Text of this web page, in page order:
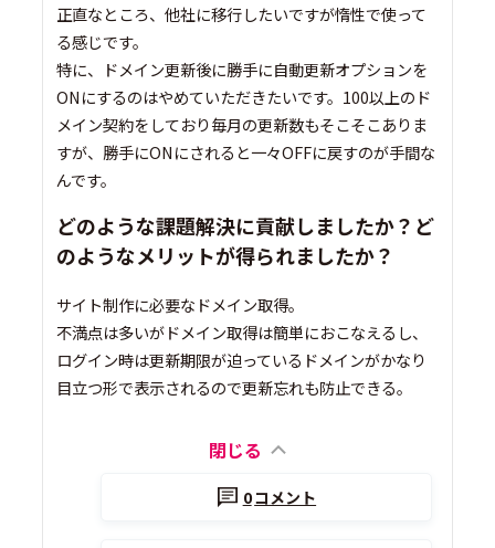
正直なところ、他社に移行したいですが惰性で使って
る感じです。
特に、ドメイン更新後に勝手に自動更新オプションを
ONにするのはやめていただきたいです。100以上のド
メイン契約をしており毎月の更新数もそこそこありま
すが、勝手にONにされると一々OFFに戻すのが手間な
んです。
どのような課題解決に貢献しましたか？ど
のようなメリットが得られましたか？
サイト制作に必要なドメイン取得。
不満点は多いがドメイン取得は簡単におこなえるし、
ログイン時は更新期限が迫っているドメインがかなり
目立つ形で表示されるので更新忘れも防止できる。
閉じる
0コメント